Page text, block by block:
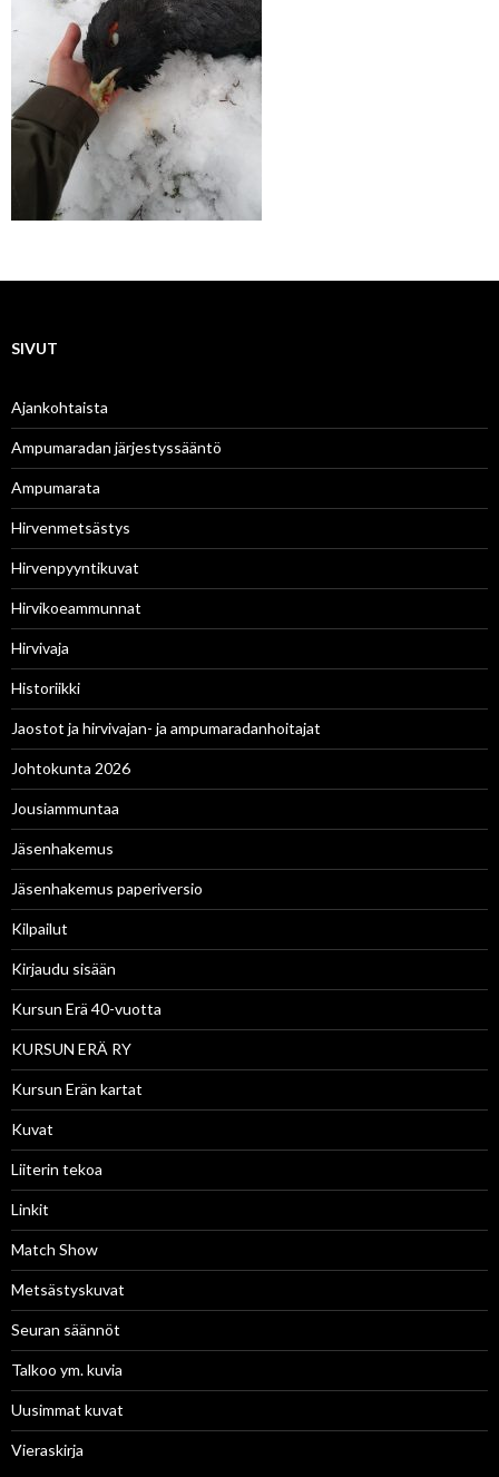
SIVUT
Ajankohtaista
Ampumaradan järjestyssääntö
Ampumarata
Hirvenmetsästys
Hirvenpyyntikuvat
Hirvikoeammunnat
Hirvivaja
Historiikki
Jaostot ja hirvivajan- ja ampumaradanhoitajat
Johtokunta 2026
Jousiammuntaa
Jäsenhakemus
Jäsenhakemus paperiversio
Kilpailut
Kirjaudu sisään
Kursun Erä 40-vuotta
KURSUN ERÄ RY
Kursun Erän kartat
Kuvat
Liiterin tekoa
Linkit
Match Show
Metsästyskuvat
Seuran säännöt
Talkoo ym. kuvia
Uusimmat kuvat
Vieraskirja